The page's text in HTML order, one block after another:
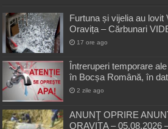
Furtuna și vijelia au lovit
Oravița – Cărbunari
17 ore ago
Întreruperi temporare
în Bocșa Română, în
2 zile ago
ANUNŢ OPRIRE
ORAVIȚA – 05.08.2026